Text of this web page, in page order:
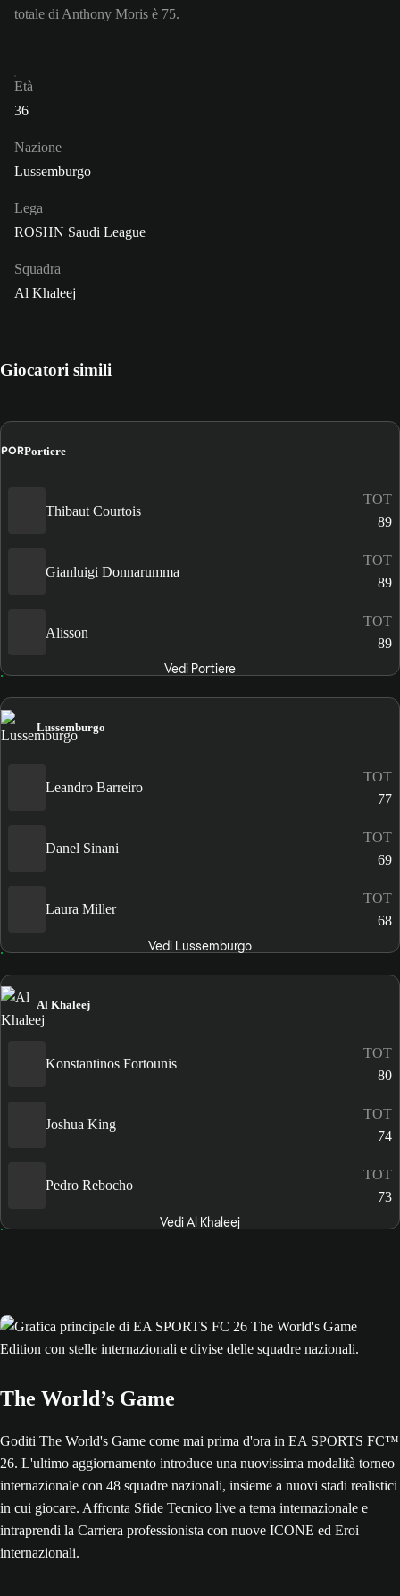
totale di Anthony Moris è 75.
Età
36
Nazione
Lussemburgo
Lega
ROSHN Saudi League
Squadra
Al Khaleej
Giocatori simili
PORPortiere
Thibaut Courtois
TOT
89
Gianluigi Donnarumma
TOT
89
Alisson
TOT
89
Vedi Portiere
Lussemburgo
Leandro Barreiro
TOT
77
Danel Sinani
TOT
69
Laura Miller
TOT
68
Vedi Lussemburgo
Al Khaleej
Konstantinos Fortounis
TOT
80
Joshua King
TOT
74
Pedro Rebocho
TOT
73
Vedi Al Khaleej
The World’s Game
Goditi The World's Game come mai prima d'ora in EA SPORTS FC™
26. L'ultimo aggiornamento introduce una nuovissima modalità torneo
internazionale con 48 squadre nazionali, insieme a nuovi stadi realistici
in cui giocare. Affronta Sfide Tecnico live a tema internazionale e
intraprendi la Carriera professionista con nuove ICONE ed Eroi
internazionali.